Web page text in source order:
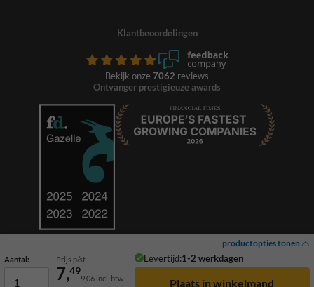
productopties tonen
Aantal: Prijs p/st Levertijd:1-2 werkdagen
7,49
9,06 incl. btw
Klantbeoordelingen
Bekijk onze 7062 reviews
Ontvanger prestigieuze awards